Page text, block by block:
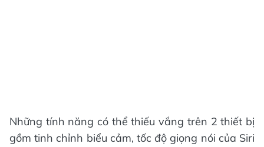
Những tính năng có thể thiếu vắng trên 2 thiết bị
gồm tinh chỉnh biểu cảm, tốc độ giọng nói của Siri